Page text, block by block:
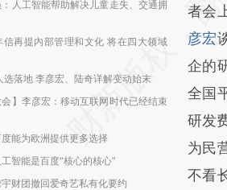
人工智能帮助解决儿童走失、交通拥
信再提内部管理和文化 将在四大领域
选落地 李彦宏、陆奇详解变动始末
会】李彦宏：移动互联网时代已经结束
能为欧洲提供更多选择
智能是百度“核心的核心”
财团撤回爱奇艺私有化要约
成，
新观
对和
者会
彦宏
企的
全国
研发
为民
不看